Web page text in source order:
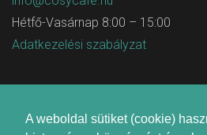
Hétfő-Vasárnap 8:00 – 15:00
Adatkezelési szabályzat
A weboldal sütiket (cookie)